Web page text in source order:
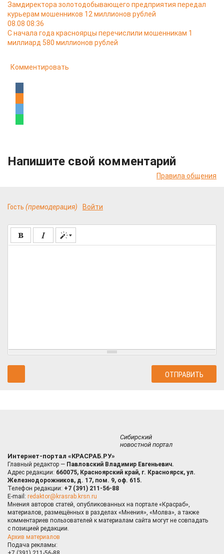
Замдиректора золотодобывающего предприятия передал
курьерам мошенников 12 миллионов рублей
08.08 08:36
С начала года красноярцы перечислили мошенникам 1
миллиард 580 миллионов рублей
Комментировать
Напишите свой комментарий
Правила общения
Гость (премодерация) Войти
Сибирский
новостной портал
Интернет-портал «КРАСРАБ.РУ»
Главный редактор — Павловский Владимир Евгеньевич.
Адрес редакции: 660075, Красноярский край, г. Красноярск, ул.
Железнодорожников, д. 17, пом. 9, оф. 615.
Телефон редакции: +7 (391) 211-56-88
E-mail: redaktor@krasrab.krsn.ru
Мнения авторов статей, опубликованных на портале «Красраб»,
материалов, размещённых в разделах «Мнения», «Молва», а также
комментариев пользователей к материалам сайта могут не совпадать
с позицией редакции.
Архив материалов
Подача рекламы: